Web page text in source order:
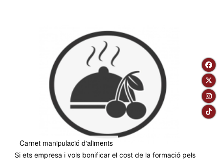
Carnet manipulació d'aliments
Si ets empresa i vols bonificar el cost de la formació pels